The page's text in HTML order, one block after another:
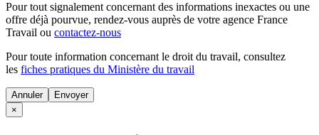
Pour tout signalement concernant des informations inexactes ou une
offre déjà pourvue, rendez-vous auprès de votre agence France
Travail ou contactez-nous
Pour toute information concernant le droit du travail, consultez
les fiches pratiques du Ministère du travail
Annuler
×